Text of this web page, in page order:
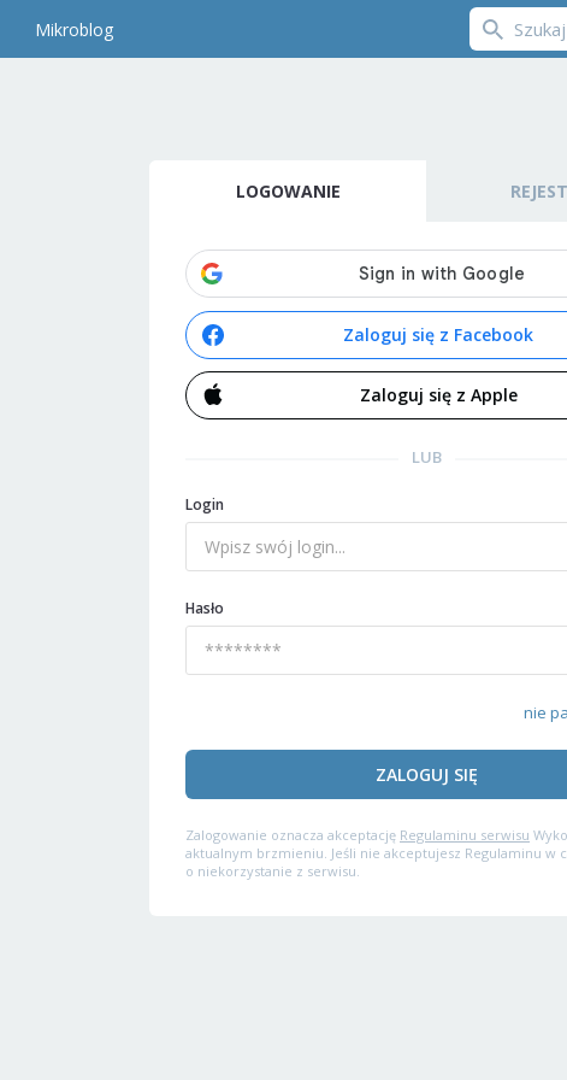
Mikroblog
LOGOWANIE
Zaloguj się z Facebook
Zaloguj się z Apple
LUB
Login
Hasło
nie
ZALOGUJ SIĘ
Zalogowanie oznacza akceptację Regulaminu serwisu
aktualnym brzmieniu. Jeśli nie akceptujesz Regulaminu w
o niekorzystanie z serwisu.